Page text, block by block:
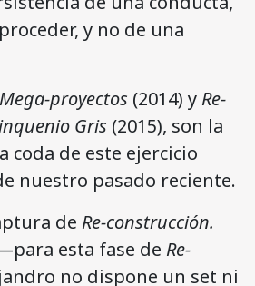
y no de una
proyectos (2014) y Re-
Gris (2015), son la
coda de este ejercicio
nuestro pasado reciente.
de Re-construcción.
esta fase de Re-
no dispone un set ni